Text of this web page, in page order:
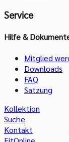
Service
Hilfe &
Mitglied
Downloads
FAQ
Satzung
Kollektion
Suche
Kontakt